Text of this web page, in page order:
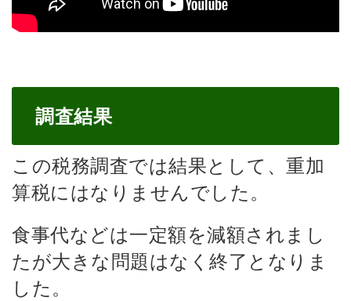
調査結果
この税務調査では結果として、重加
算税にはなりませんでした。
食事代などは一定額を減額されまし
たが大きな問題はなく終了となりま
した。